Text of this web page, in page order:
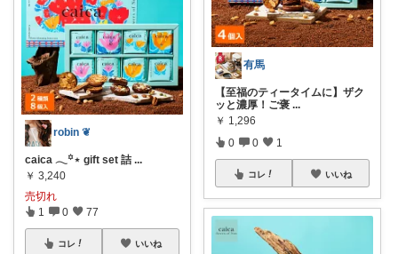
robin ❦
caica 𓂃꙳⋆ gift set 詰 ...
￥ 3,240
売切れ
1 0 77
コレ いいね
有馬
【至福のティータイムに】ザク
ッと濃厚！ご褒 ...
￥ 1,296
0 0 1
コレ いいね